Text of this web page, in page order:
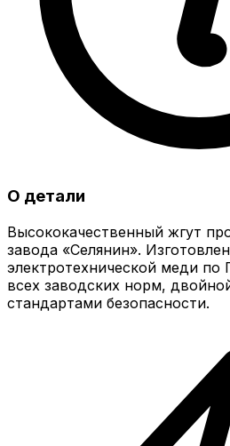
О детали
Высококачественный жгут
завода «Селянин».
электротехнической меди
всех заводских норм,
стандартами безопасности.